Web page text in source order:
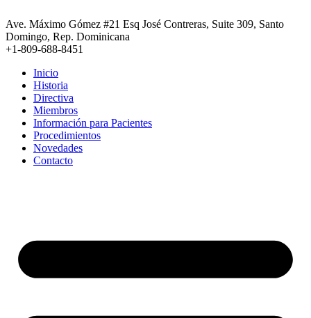
al
contenido
Ave. Máximo Gómez #21 Esq José Contreras, Suite 309, Santo
Domingo, Rep. Dominicana
+1-809-688-8451
Inicio
Historia
Directiva
Miembros
Información para Pacientes
Procedimientos
Novedades
Contacto